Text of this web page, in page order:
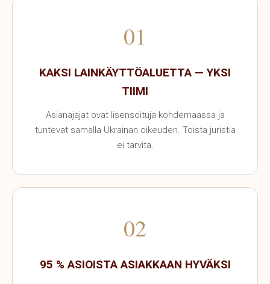
01
KAKSI LAINKÄYTTÖALUETTA — YKSI
TIIMI
Asianajajat ovat lisensoituja kohdemaassa ja
tuntevat samalla Ukrainan oikeuden. Toista juristia
ei tarvita.
02
95 % ASIOISTA ASIAKKAAN HYVÄKSI